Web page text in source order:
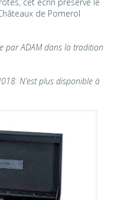
de Pomerol
par ADAM dans la tradition
N’est plus disponible à